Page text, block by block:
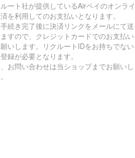
ート社が提供しているAirペイのオンライ
を利用してのお支払いとなります。
続き完了後に決済リンクをメールにて送
すので、クレジットカードでのお支払い
いします。リクルートIDをお持ちでない
録が必要となります。
お問い合わせは当ショップまでお願いし